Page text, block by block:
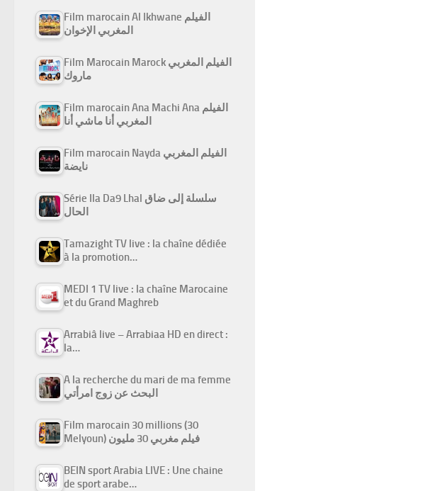
Film marocain Al Ikhwane الفيلم
المغربي الإخوان
Film Marocain Marock الفيلم المغربي
ماروك
Film marocain Ana Machi Ana الفيلم
المغربي أنا ماشي أنا
Film marocain Nayda الفيلم المغربي
نايضة
Série Ila Da9 Lhal سلسلة إلى ضاق
الحال
Tamazight TV live : la chaîne dédiée
à la promotion…
MEDI 1 TV live : la chaîne Marocaine
et du Grand Maghreb
Arrabiâ live – Arrabiaa HD en direct :
la…
A la recherche du mari de ma femme
البحث عن زوج امرأتي
Film marocain 30 millions (30
Melyoun) فيلم مغربي 30 مليون
BEIN sport Arabia LIVE : Une chaine
de sport arabe…